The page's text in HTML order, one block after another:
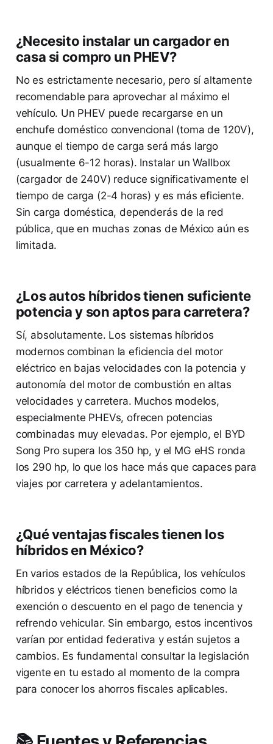
¿Necesito instalar un cargador en
casa si compro un PHEV?
No es estrictamente necesario, pero sí altamente
recomendable para aprovechar al máximo el
vehículo. Un PHEV puede recargarse en un
enchufe doméstico convencional (toma de 120V),
aunque el tiempo de carga será más largo
(usualmente 6-12 horas). Instalar un Wallbox
(cargador de 240V) reduce significativamente el
tiempo de carga (2-4 horas) y es más eficiente.
Sin carga doméstica, dependerás de la red
pública, que en muchas zonas de México aún es
limitada.
¿Los autos híbridos tienen suficiente
potencia y son aptos para carretera?
Sí, absolutamente. Los sistemas híbridos
modernos combinan la eficiencia del motor
eléctrico en bajas velocidades con la potencia y
autonomía del motor de combustión en altas
velocidades y carretera. Muchos modelos,
especialmente PHEVs, ofrecen potencias
combinadas muy elevadas. Por ejemplo, el BYD
Song Pro supera los 350 hp, y el MG eHS ronda
los 290 hp, lo que los hace más que capaces para
viajes por carretera y adelantamientos.
¿Qué ventajas fiscales tienen los
híbridos en México?
En varios estados de la República, los vehículos
híbridos y eléctricos tienen beneficios como la
exención o descuento en el pago de tenencia y
refrendo vehicular. Sin embargo, estos incentivos
varían por entidad federativa y están sujetos a
cambios. Es fundamental consultar la legislación
vigente en tu estado al momento de la compra
para conocer los ahorros fiscales aplicables.